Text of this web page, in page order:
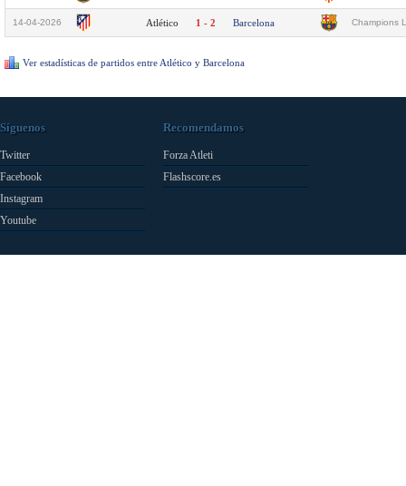
14-04-2026 Atlético 1 - 2 Barcelona Champions
Ver estadísticas de partidos entre Atlético y Barcelona
Síguenos
Twitter
Facebook
Instagram
Youtube
Recomendamos
Forza Atleti
Flashscore.es